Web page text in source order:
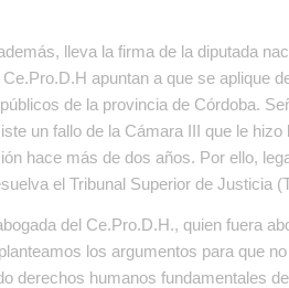
lleva la firma de la diputada
apuntan a que se aplique
de la provincia de Córdoba.
un fallo de la Cámara III que le
hace más de dos años. Por ello,
el Tribunal Superior de Justicia
del Ce.Pro.D.H., quien fuera
los argumentos para que
derechos humanos fundamentales